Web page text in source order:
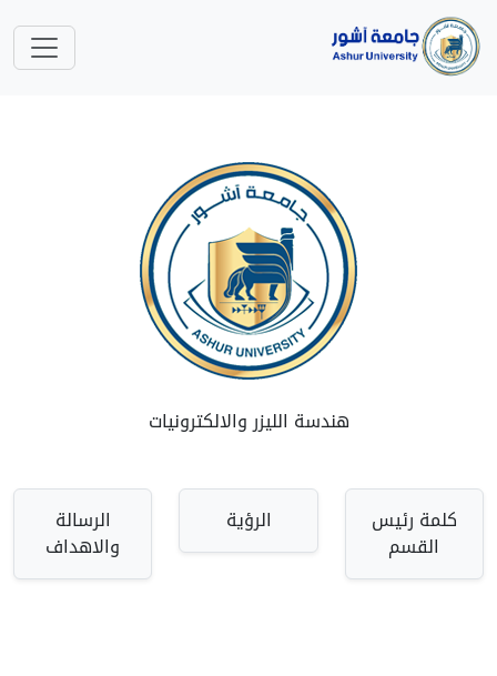
هندسة الليزر والالكترونيات
كلمة رئيس
القسم
الرؤية الرسالة
والاهداف